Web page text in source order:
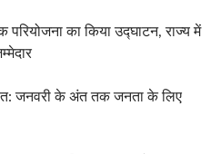
का किया उद्घाटन, राज्य में
जनवरी के अंत तक जनता के लिए